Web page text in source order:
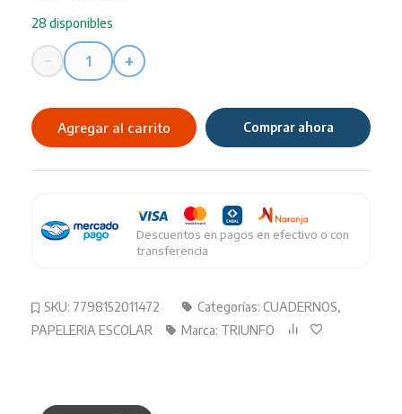
28 disponibles
−
Cuaderno
16X21
Cuadriculado
+
Agregar al carrito Comprar ahora
SKU: 7798152011472 Categorías: CUADERNOS,
PAPELERIA ESCOLAR
Marca: TRIUNFO
Descuentos en pagos en efectivo o con
transferencia